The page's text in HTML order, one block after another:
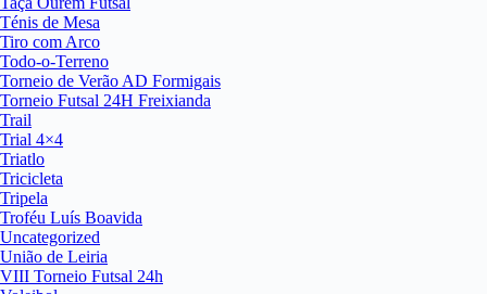
Ténis de Mesa
Tiro com Arco
Todo-o-Terreno
Torneio de Verão AD Formigais
Torneio Futsal 24H Freixianda
Trail
Trial 4×4
Triatlo
Tricicleta
Tripela
Troféu Luís Boavida
Uncategorized
União de Leiria
VIII Torneio Futsal 24h